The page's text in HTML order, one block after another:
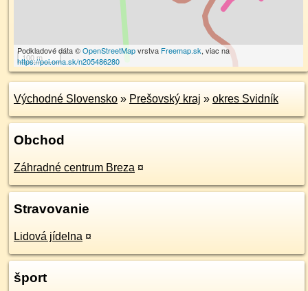
100 m
Podkladové dáta ©OpenStreetMapvrstva Freemap.sk, viac na
https://poi.oma.sk/n205486280
Východné Slovensko » Prešovský kraj » okres Svidník
Obchod
Záhradné centrum Breza ¤
Stravovanie
Lidová jídelna ¤
šport